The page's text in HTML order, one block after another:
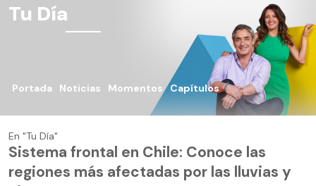
Tu Día
Portada Noticias Momentos Capítulos
En "Tu Día"
Sistema frontal en Chile: Conoce las
regiones más afectadas por las lluvias y